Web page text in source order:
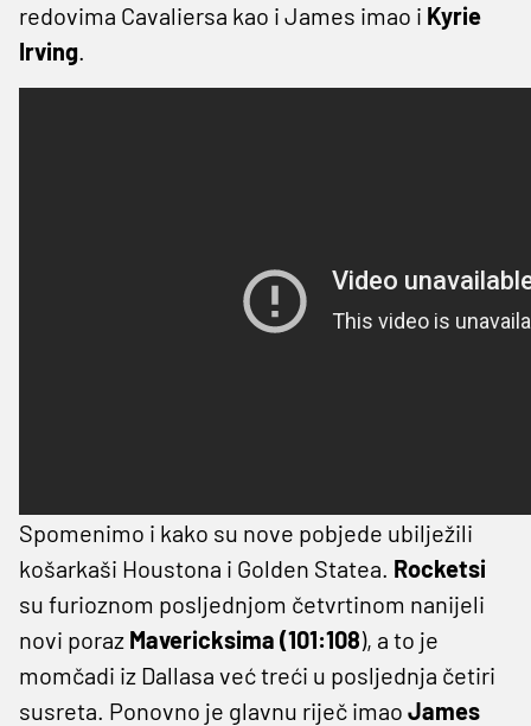
redovima Cavaliersa kao i James imao i Kyrie
Irving.
Spomenimo i kako su nove pobjede ubilježili
košarkaši Houstona i Golden Statea. Rocketsi
su furioznom posljednjom četvrtinom nanijeli
novi poraz Mavericksima (101:108), a to je
momčadi iz Dallasa već treći u posljednja četiri
susreta. Ponovno je glavnu riječ imao James